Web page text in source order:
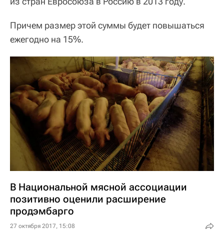
Причем размер этой суммы будет повышаться
ежегодно на 15%.
В Национальной мясной ассоциации
позитивно оценили расширение
продэмбарго
27 октября 2017, 15:08